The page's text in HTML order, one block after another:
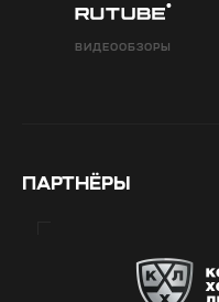
ВИДЕООБЗОРЫ
ПАРТНЁРЫ